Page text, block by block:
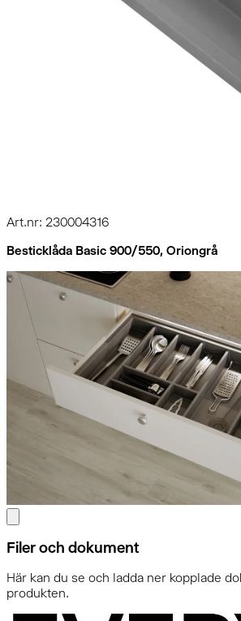
Art.nr: 230004316
Besticklåda Basic 900/550, Oriongrå
Filer och dokument
Här kan du se och ladda ner kopplade
produkten.